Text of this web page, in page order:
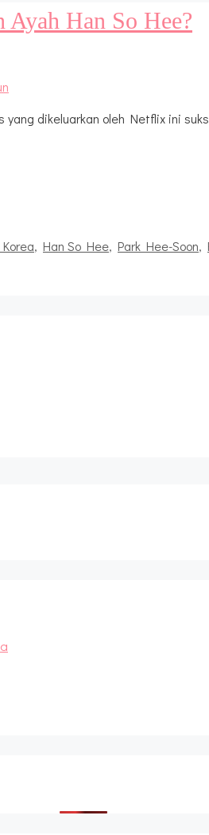
Han So Hee?
dikeluarkan oleh Netflix ini
, Han So Hee, Park Hee-Soon,